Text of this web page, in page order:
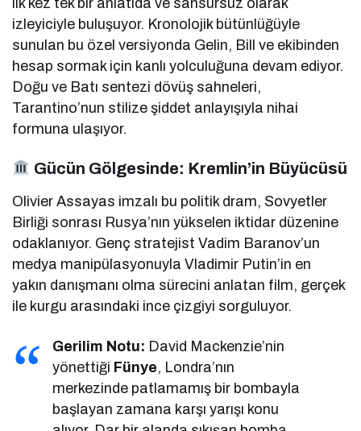
ilk kez tek bir anlatıda ve sansürsüz olarak
izleyiciyle buluşuyor. Kronolojik bütünlüğüyle
sunulan bu özel versiyonda Gelin, Bill ve ekibinden
hesap sormak için kanlı yolculuğuna devam ediyor.
Doğu ve Batı sentezi dövüş sahneleri,
Tarantino’nun stilize şiddet anlayışıyla nihai
formuna ulaşıyor.
Gücün Gölgesinde: Kremlin’in Büyücüsü
Olivier Assayas imzalı bu politik dram, Sovyetler
Birliği sonrası Rusya’nın yükselen iktidar düzenine
odaklanıyor. Genç stratejist Vadim Baranov’un
medya manipülasyonuyla Vladimir Putin’in en
yakın danışmanı olma sürecini anlatan film, gerçek
ile kurgu arasındaki ince çizgiyi sorguluyor.
Gerilim Notu: David Mackenzie’nin
yönettiği Fünye, Londra’nın
merkezinde patlamamış bir bombayla
başlayan zamana karşı yarışı konu